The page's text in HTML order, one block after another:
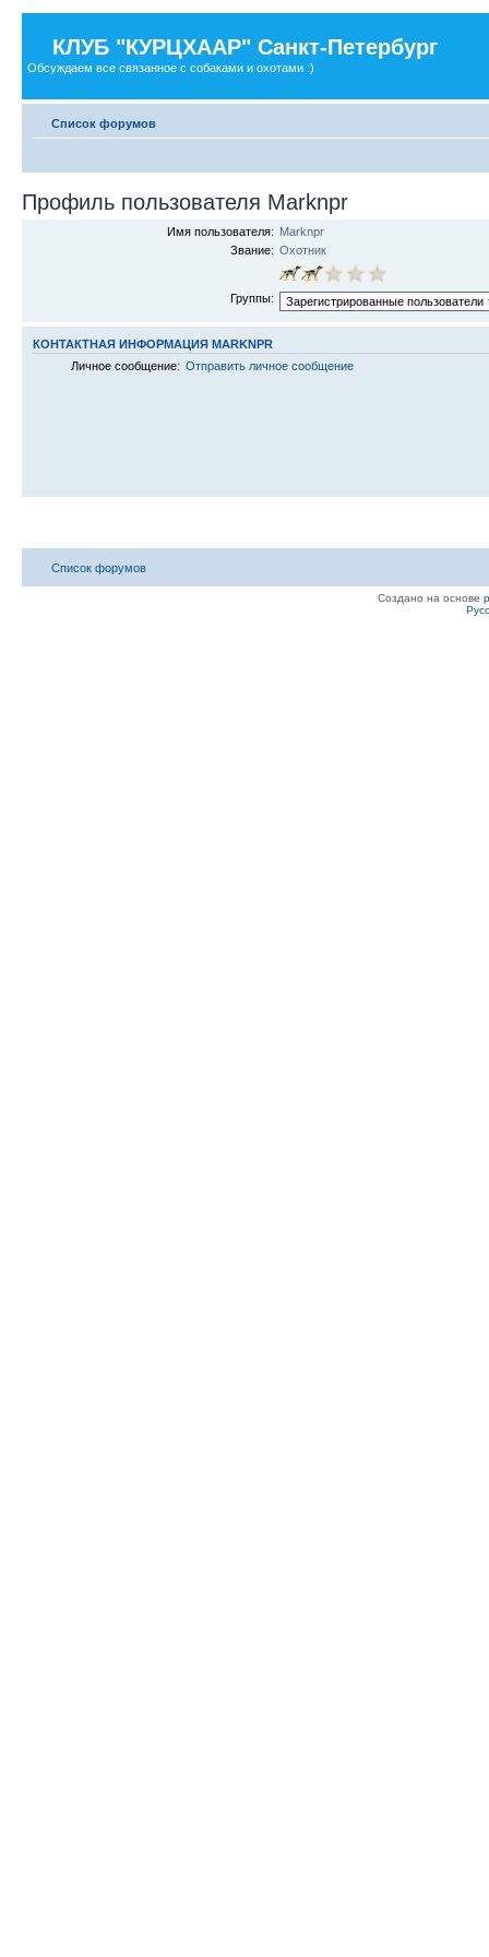
КЛУБ "КУРЦХААР" Санкт-Петербург
Обсуждаем все связанное с собаками и охотами :)
Список форумов
Профиль пользователя Marknpr
Имя пользователя: Marknpr
Звание: Охотник
Группы:
КОНТАКТНАЯ ИНФОРМАЦИЯ MARKNPR
Личное сообщение: Отправить личное сообщение
Список форумов
Создано на основе